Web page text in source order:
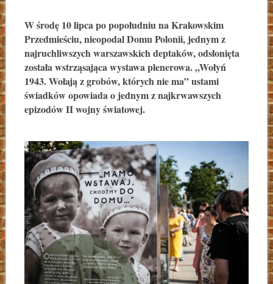
W środę 10 lipca po popołudniu na Krakowskim
Przedmieściu, nieopodal Domu Polonii, jednym z
najruchliwszych warszawskich deptaków, odsłonięta
została wstrząsająca wystawa plenerowa. „Wołyń
1943. Wołają z grobów, których nie ma” ustami
świadków opowiada o jednym z najkrwawszych
epizodów II wojny światowej.